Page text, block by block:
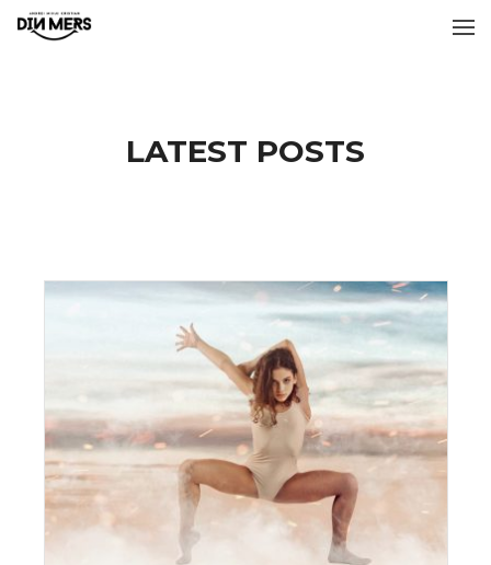
LATEST POSTS